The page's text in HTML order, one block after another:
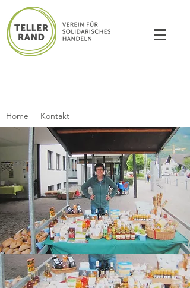
Home Kontakt